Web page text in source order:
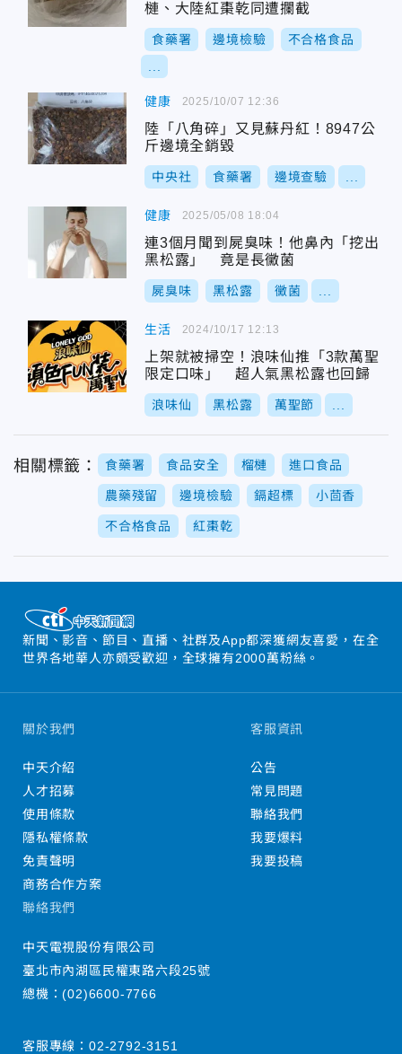
槤、大陸紅棗乾同遭攔截
食藥署 邊境檢驗 不合格食品
健康
陸「八角碎」又見蘇丹紅！8947公
斤邊境全銷毀
中央社 食藥署 邊境查驗
2025/10/07 12:36
健康
連3個月聞到屍臭味！他鼻內「挖出
黑松露」 竟是長黴菌
屍臭味 黑松露 黴菌
2025/05/08 18:04
生活
上架就被掃空！浪味仙推「3款萬聖
限定口味」 超人氣黑松露也回歸
浪味仙 黑松露 萬聖節
2024/10/17 12:13
相關標籤： 食藥署 食品安全 榴槤 進口食品
農藥殘留 邊境檢驗 鎘超標 小茴香
不合格食品 紅棗乾
新聞、影音、節目、直播、社群及App都深獲網友喜愛，在全
世界各地華人亦頗受歡迎，全球擁有2000萬粉絲。
關於我們
中天介紹
人才招募
使用條款
隱私權條款
免責聲明
商務合作方案
客服資訊
公告
常見問題
聯絡我們
我要爆料
我要投稿
聯絡我們
中天電視股份有限公司
臺北市內湖區民權東路六段25號
總機：(02)6600-7766
客服專線： 02-2792-3151